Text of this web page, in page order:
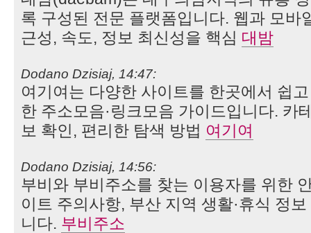
록 구성된 전문 플랫폼입니다. 웹과 모바
근성, 속도, 정보 최신성을 핵심 대밤
Dodano Dzisiaj, 14:47:
여기여는 다양한 사이트를 한곳에서 쉽
한 주소모음·링크모음 가이드입니다. 카
보 확인, 편리한 탐색 방법 여기여
Dodano Dzisiaj, 14:56:
부비와 부비주소를 찾는 이용자를 위한
이트 주의사항, 부산 지역 생활·휴식 정
니다. 부비주소